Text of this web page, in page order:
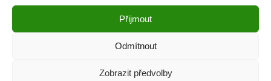
Přijmout
Odmítnout
Zobrazit předvolby
a přidružené subjekty (souhrnně „organizace Deloitte“). Společnost DTTL
(rovněž označovaná jako „Deloitte Global“) a každá z jejích členských
společností a jejich přidružených subjektů je samostatným a nezávislým
právním subjektem, který není oprávněn zavazovat nebo přijímat závazky
za jinou z těchto členských společností a jejich přidružených subjektů ve
pochybení, nikoli za jednání či pochybení jiných členských společností či